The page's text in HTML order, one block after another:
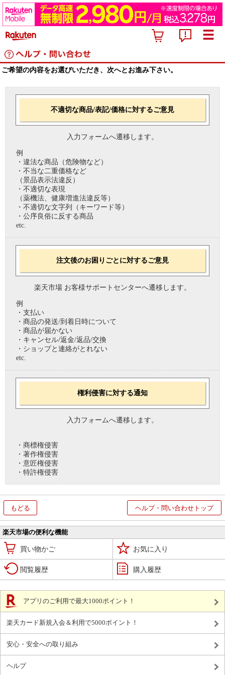
ご希望の内容をお選びいただき、次へとお進み下さい。
不適切な商品/表記/価格に対するご意見
入力フォームへ遷移します。
例
・違法な商品（危険物など）
・不当な二重価格など
（景品表示法違反）
・不適切な表現
（薬機法、健康増進法違反等）
・不適切な文字列（キーワード等）
・公序良俗に反する商品
etc.
注文後のお困りごとに対するご意見
楽天市場 お客様サポートセンターへ遷移します。
例
・支払い
・商品の発送/到着日時について
・商品が届かない
・キャンセル/返金/返品/交換
・ショップと連絡がとれない
etc.
権利侵害に対する通知
入力フォームへ遷移します。
・商標権侵害
・著作権侵害
・意匠権侵害
・特許権侵害
もどる ヘルプ・問い合わせトップ
楽天市場の便利な機能
買い物かご お気に入り
閲覧履歴 購入履歴
アプリのご利用で最大1000ポイント！
楽天カード新規入会＆利用で5000ポイント！
安心・安全への取り組み
ヘルプ